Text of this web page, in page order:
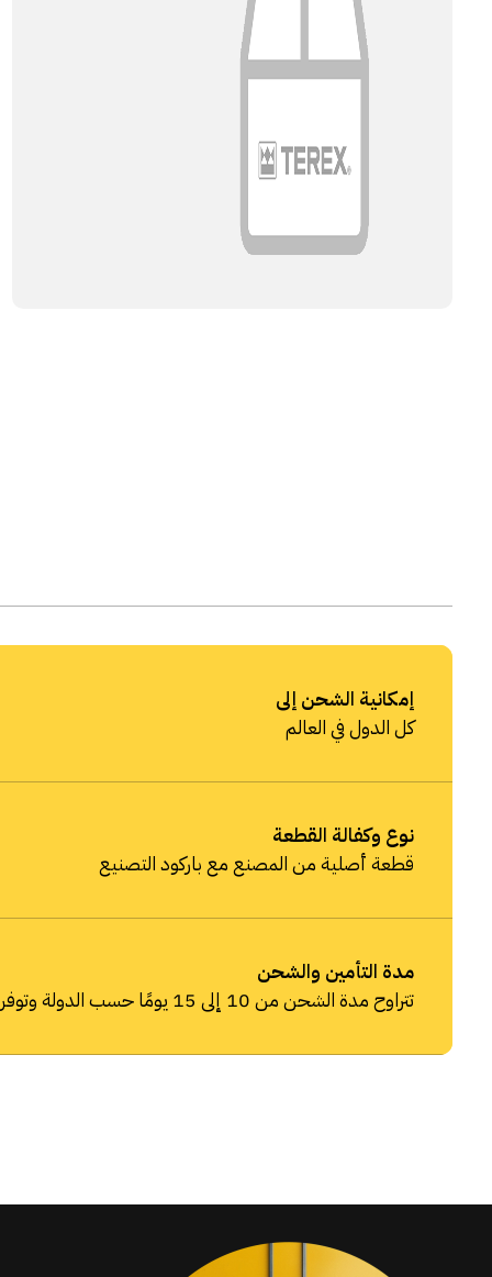
إمكانية الشحن إلى
كل الدول في العالم
نوع وكفالة القطعة
قطعة أصلية من المصنع مع باركود التصنيع
مدة التأمين والشحن
تتراوح مدة الشحن من 10 إلى 15 يومًا حسب الدولة وتوفر شركات الشحن